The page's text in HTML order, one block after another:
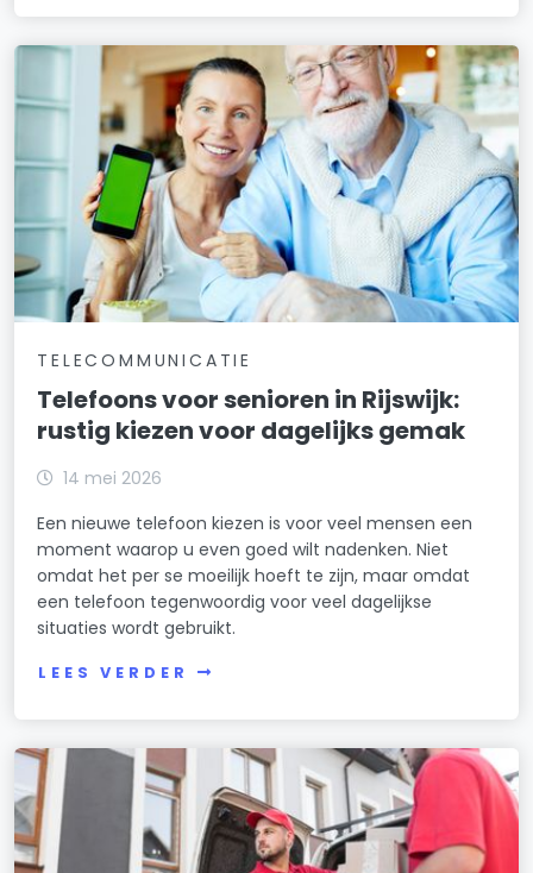
TELECOMMUNICATIE
Telefoons voor senioren in Rijswijk:
rustig kiezen voor dagelijks gemak
14 mei 2026
Een nieuwe telefoon kiezen is voor veel mensen een
moment waarop u even goed wilt nadenken. Niet
omdat het per se moeilijk hoeft te zijn, maar omdat
een telefoon tegenwoordig voor veel dagelijkse
situaties wordt gebruikt.
LEES VERDER